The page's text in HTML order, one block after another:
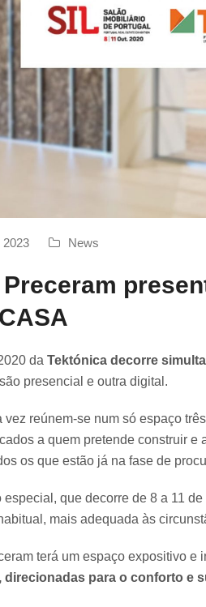
2023 News
da Tektónica decorre
presencial e outra digital.
vez reúnem-se num só espaço
a quem pretende construir
os que estão já na fase de
especial, que decorre de 8 a 11 de
mais adequada às
terá um espaço expositivo e
direcionadas para o conforto e